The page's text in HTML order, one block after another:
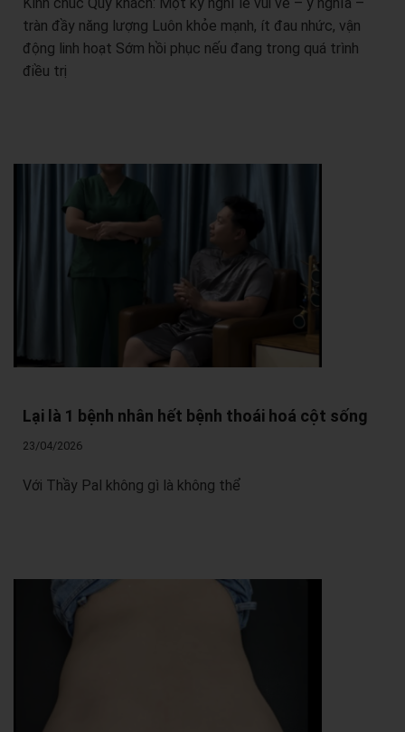
tràn đầy năng lượng Luôn khỏe mạnh, ít đau nhức, vận
động linh hoạt Sớm hồi phục nếu đang trong quá trình
điều trị
Lại là 1 bệnh nhân hết bệnh thoái hoá cột sống
23/04/2026
Với Thầy Pal không gì là không thể